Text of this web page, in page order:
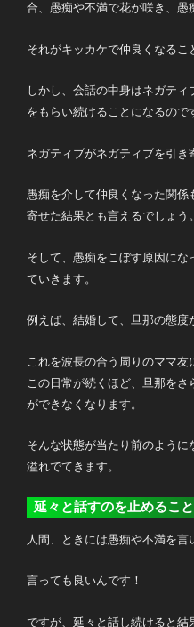
合、愚痴や不満で花が咲き、愚
それがキッカケで仲良くなるこ
しかし、会話の中身はネガテ
をもらい続けることになるので
ネガティブがネガティブを引き
愚痴を介して仲良くなった関係
寄せた結果とも言えるでしょう 。
そして、愚痴をこぼす原因に
ていきます。
例えば、結婚して、旦那の態度
これを波長の合う周りのママ友
この日常が続くほど、旦那を
ができなくなります。
そんな状態が当たり前のよう
溢れでてきます。
延々と話すのを止めるこ
人間、ときには愚痴や不満を言
言っても良いんです！
ですが、延々と話し続けると結